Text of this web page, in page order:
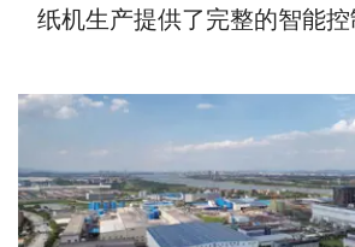
纸机生产提供了完整的智能控